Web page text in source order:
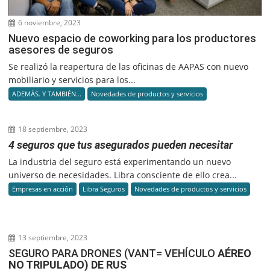
6 noviembre, 2023
Nuevo espacio de coworking para los productores
asesores de seguros
Se realizó la reapertura de las oficinas de AAPAS con nuevo
mobiliario y servicios para los...
ADEMÁS. Y TAMBIÉN... Novedades de productos y servicios
18 septiembre, 2023
4 seguros que tus asegurados pueden necesitar
La industria del seguro está experimentando un nuevo
universo de necesidades. Libra consciente de ello crea...
Empresas en acción Libra Seguros Novedades de productos y servicios
13 septiembre, 2023
SEGURO PARA DRONES (VANT= VEHÍCULOAÉREO
NO TRIPULADO) DE RUS